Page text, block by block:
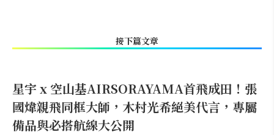
接下篇文章
星宇 x 空山基AIRSORAYAMA首飛成田！張
國煒親飛同框大師，木村光希絕美代言，專屬
備品與必搭航線大公開